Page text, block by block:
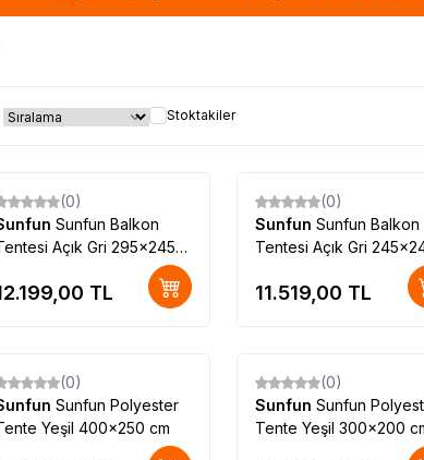
Stoktakiler
(0)
Sunfun Balkon
Açık Gri 295x245
TL
(0)
Sunfun Sunfun Balkon
Tentesi Açık Gri
11.519,00 TL
(0)
Sunfun Polyester
Yeşil 400x250 cm
(0)
Sunfun Sunfun
Tente Yeşil 300x200